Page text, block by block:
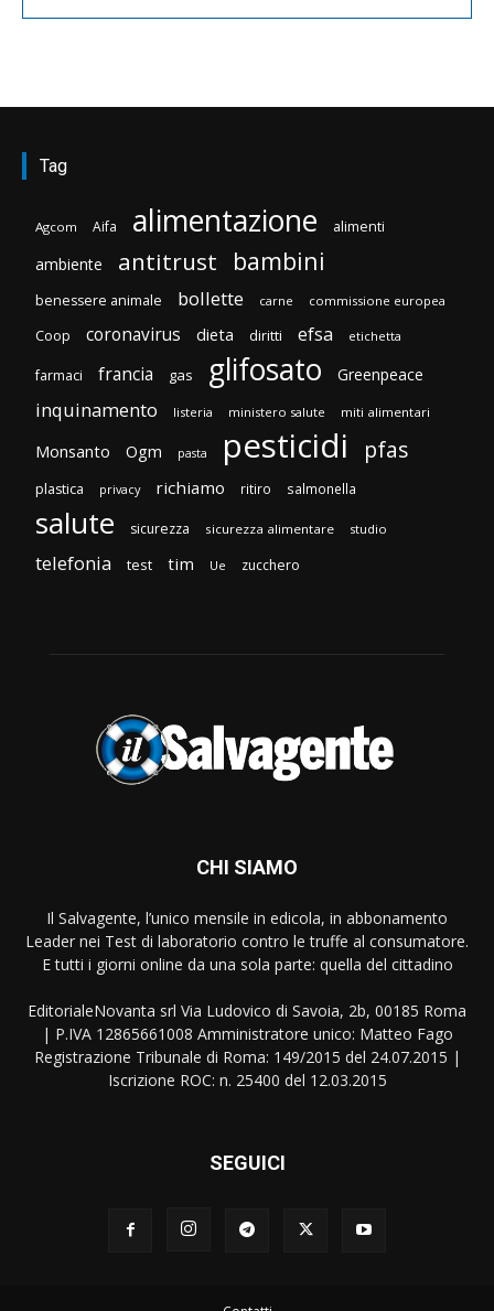
Tag
Agcom Aifa alimentazione alimenti
ambiente antitrust bambini
benessere animale bollette carne commissione europea
Coop coronavirus dieta diritti efsa etichetta
farmaci francia gas glifosato Greenpeace
inquinamento listeria ministero salute miti alimentari
Monsanto Ogm pasta pesticidi pfas
plastica privacy richiamo ritiro salmonella
salute sicurezza sicurezza alimentare studio
telefonia test tim Ue zucchero
CHI SIAMO
Il Salvagente, l’unico mensile in edicola, in abbonamento
Leader nei Test di laboratorio contro le truffe al consumatore.
E tutti i giorni online da una sola parte: quella del cittadino
EditorialeNovanta srl Via Ludovico di Savoia, 2b, 00185 Roma
| P.IVA 12865661008 Amministratore unico: Matteo Fago
Registrazione Tribunale di Roma: 149/2015 del 24.07.2015 |
Iscrizione ROC: n. 25400 del 12.03.2015
SEGUICI